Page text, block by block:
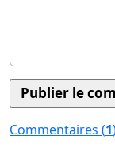
Commentaires (1